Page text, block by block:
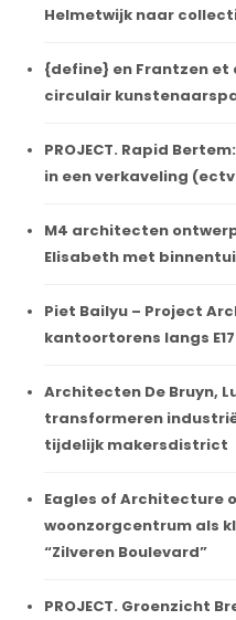
Helmetwijk naar
{define} en Frantzen et
circulair
PROJECT. Rapid
in een verkaveling
M4 architecten
Elisabeth met
Piet Bailyu – Project
kantoortorens langs
Architecten De Bruyn,
transformeren
tijdelijk makersdistrict
Eagles of Architecture
woonzorgcentrum als
“Zilveren Boulevard”
PROJECT. Groenzicht